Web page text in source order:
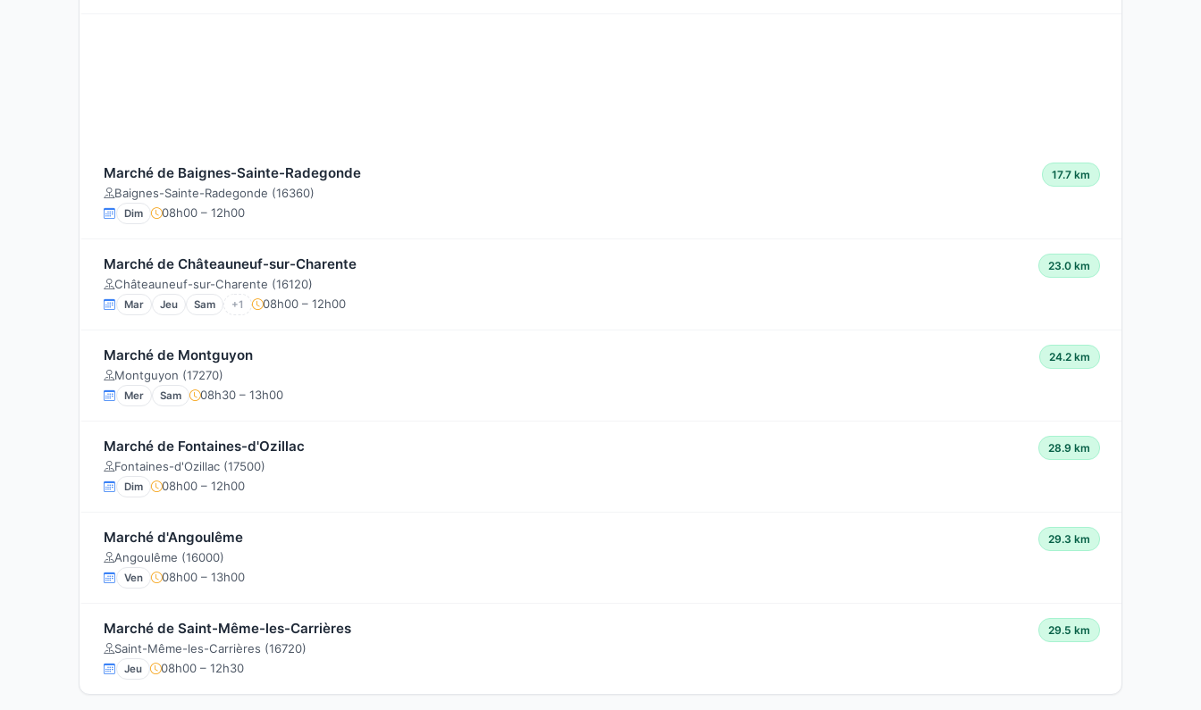
Marché de Baignes-Sainte-Radegonde
Baignes-Sainte-Radegonde (16360)
17.7 km
Dim 08h00 – 12h00
Marché de Châteauneuf-sur-Charente
Châteauneuf-sur-Charente (16120)
23.0 km
Mar Jeu Sam +1 08h00 – 12h00
Marché de Montguyon
Montguyon (17270)
24.2 km
Mer Sam 08h30 – 13h00
Marché de Fontaines-d'Ozillac
Fontaines-d'Ozillac (17500)
28.9 km
Dim 08h00 – 12h00
Marché d'Angoulême
Angoulême (16000)
29.3 km
Ven 08h00 – 13h00
Marché de Saint-Même-les-Carrières
Saint-Même-les-Carrières (16720)
29.5 km
Jeu 08h00 – 12h30